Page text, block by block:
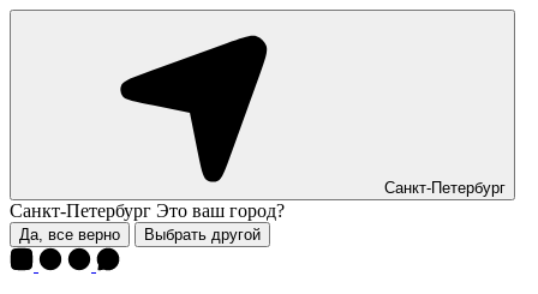
Санкт-Петербург
Санкт-Петербург Это ваш город?
Да, все верно Выбрать другой